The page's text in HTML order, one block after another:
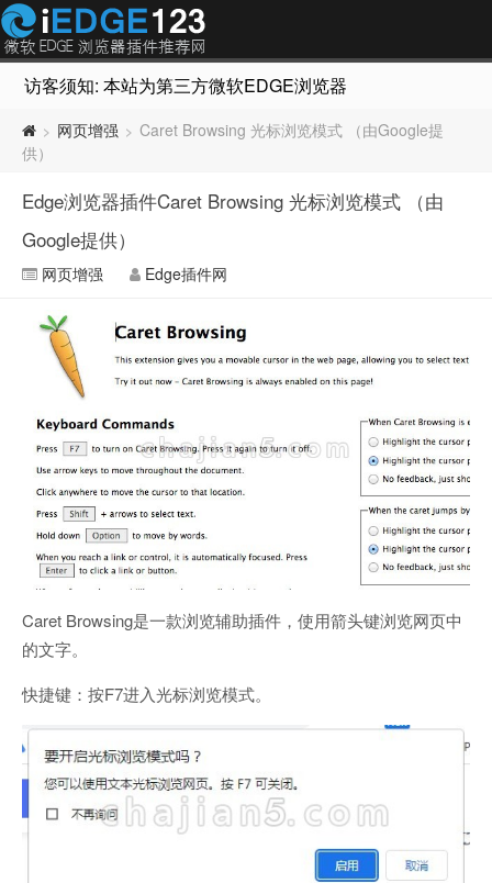
访客须知: 本站为第三方微软EDGE浏览器插件推荐网站，
> 网页增强 > Caret Browsing 光标浏览模式 （由Google提
供）
Edge浏览器插件Caret Browsing 光标浏览模式 （由
Google提供）
网页增强 Edge插件网
Caret Browsing是一款浏览辅助插件，使用箭头键浏览网页中
的文字。
快捷键：按F7进入光标浏览模式。